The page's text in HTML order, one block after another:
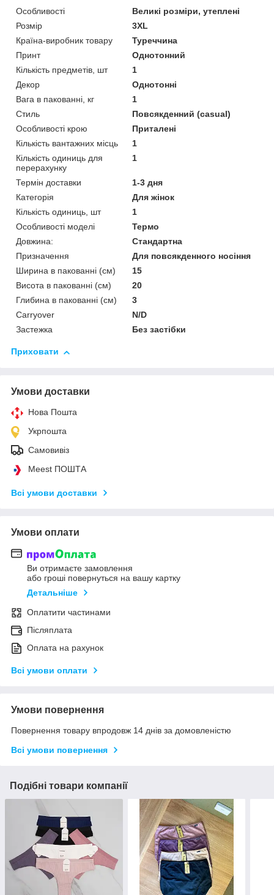
Особливості
Великі розміри, утеплені
Розмір
3XL
Країна-виробник товару
Туреччина
Принт
Однотонний
Кількість предметів, шт
1
Декор
Однотонні
Вага в пакованні, кг
1
Стиль
Повсякденний (casual)
Особливості крою
Приталені
Кількість вантажних місць
1
Кількість одиниць для
перерахунку
1
Термін доставки
1-3 дня
Категорія
Для жінок
Кількість одиниць, шт
1
Особливості моделі
Термо
Довжина:
Стандартна
Призначення
Для повсякденного носіння
Ширина в пакованні (см)
15
Висота в пакованні (см)
20
Глибина в пакованні (см)
3
Сarryover
N/D
Застежка
Без застібки
Приховати
Умови доставки
Нова Пошта
Укрпошта
Самовивіз
Meest ПОШТА
Всі умови доставки
Умови оплати
Ви отримаєте замовлення
або гроші повернуться на вашу картку
Детальніше
Оплатити частинами
Післяплата
Оплата на рахунок
Всі умови оплати
Умови повернення
Повернення товару впродовж 14 днів за домовленістю
Всі умови повернення
Подібні товари компанії